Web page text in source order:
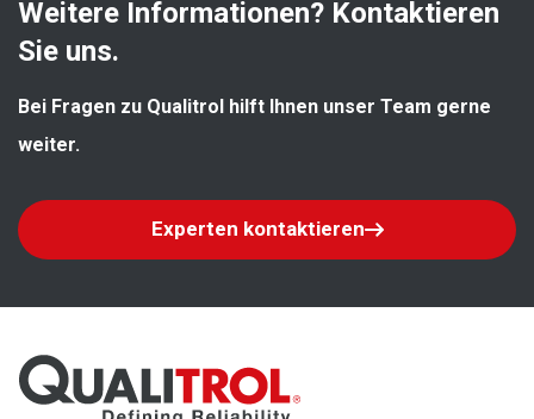
Weitere Informationen? Kontaktieren
Sie uns.
Bei Fragen zu Qualitrol hilft Ihnen unser Team gerne
weiter.
Experten kontaktieren